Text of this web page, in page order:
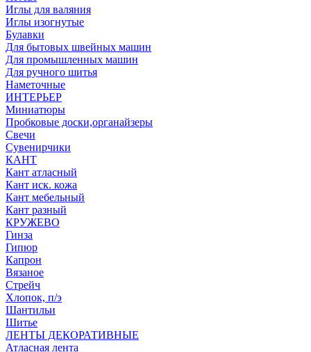
Иглы для валяния
Иглы изогнутые
Булавки
Для бытовых швейных машин
Для промышленных машин
Для ручного шитья
Наметочные
ИНТЕРЬЕР
Миниатюры
Пробковые доски,органайзеры
Свечи
Сувенирчики
КАНТ
Кант атласный
Кант иск. кожа
Кант мебельный
Кант разный
КРУЖЕВО
Гинза
Гипюр
Капрон
Вязаное
Стрейч
Хлопок, п/э
Шантильи
Шитье
ЛЕНТЫ ДЕКОРАТИВНЫЕ
Атласная лента